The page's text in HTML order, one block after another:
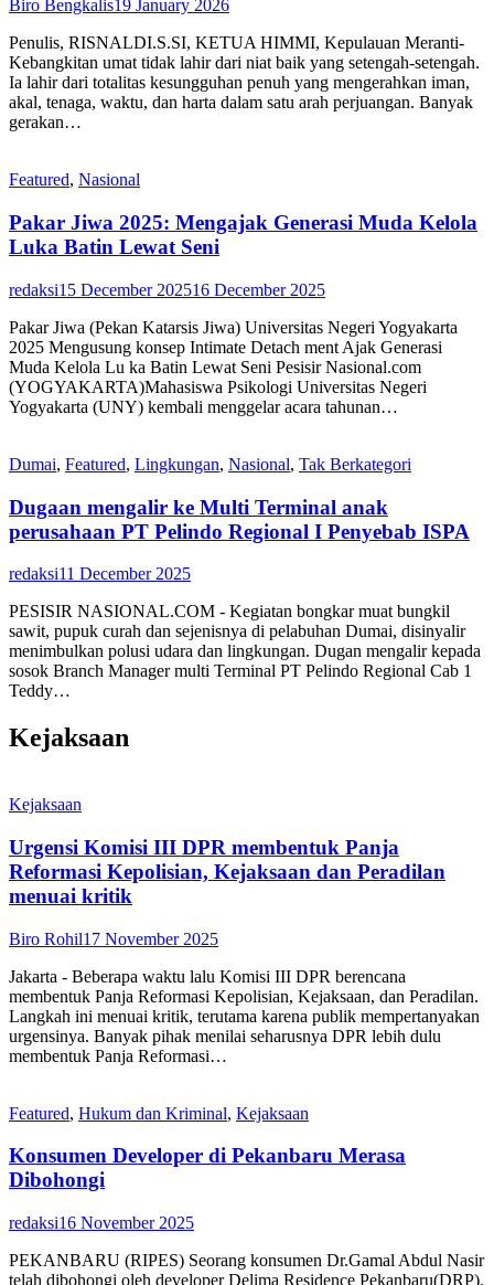
Biro Bengkalis19 January 2026
Penulis, RISNALDI.S.SI, KETUA HIMMI, Kepulauan Meranti-
Kebangkitan umat tidak lahir dari niat baik yang setengah-setengah.
Ia lahir dari totalitas kesungguhan penuh yang mengerahkan iman,
akal, tenaga, waktu, dan harta dalam satu arah perjuangan. Banyak
gerakan…
Featured, Nasional
Pakar Jiwa 2025: Mengajak Generasi Muda Kelola
Luka Batin Lewat Seni
redaksi15 December 202516 December 2025
Pakar Jiwa (Pekan Katarsis Jiwa) Universitas Negeri Yogyakarta
2025 Mengusung konsep Intimate Detach ment Ajak Generasi
Muda Kelola Lu ka Batin Lewat Seni Pesisir Nasional.com
(YOGYAKARTA)Mahasiswa Psikologi Universitas Negeri
Yogyakarta (UNY) kembali menggelar acara tahunan…
Dumai, Featured, Lingkungan, Nasional, Tak Berkategori
Dugaan mengalir ke Multi Terminal anak
perusahaan PT Pelindo Regional I Penyebab ISPA
redaksi11 December 2025
PESISIR NASIONAL.COM - Kegiatan bongkar muat bungkil
sawit, pupuk curah dan sejenisnya di pelabuhan Dumai, disinyalir
menimbulkan polusi udara dan lingkungan. Dugan mengalir kepada
sosok Branch Manager multi Terminal PT Pelindo Regional Cab 1
Teddy…
Kejaksaan
Kejaksaan
Urgensi Komisi III DPR membentuk Panja
Reformasi Kepolisian, Kejaksaan dan Peradilan
menuai kritik
Biro Rohil17 November 2025
Jakarta - Beberapa waktu lalu Komisi III DPR berencana
membentuk Panja Reformasi Kepolisian, Kejaksaan, dan Peradilan.
Langkah ini menuai kritik, terutama karena publik mempertanyakan
urgensinya. Banyak pihak menilai seharusnya DPR lebih dulu
membentuk Panja Reformasi…
Featured, Hukum dan Kriminal, Kejaksaan
Konsumen Developer di Pekanbaru Merasa
Dibohongi
redaksi16 November 2025
PEKANBARU (RIPES) Seorang konsumen Dr.Gamal Abdul Nasir
telah dibohongi oleh developer Delima Residence Pekanbaru(DRP).